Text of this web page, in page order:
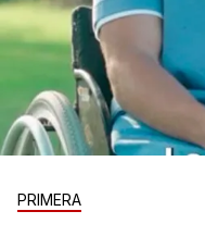
PRIMERA